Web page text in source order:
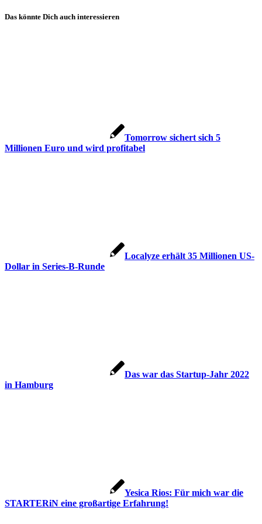
Das könnte Dich auch interessieren
Tomorrow sichert sich 5
Millionen Euro und wird profitabel
Localyze erhält 35 Millionen US-
Dollar in Series-B-Runde
Das war das Startup-Jahr 2022
in Hamburg
Yesica Rios: Für mich war die
STARTERiN eine großartige Erfahrung!